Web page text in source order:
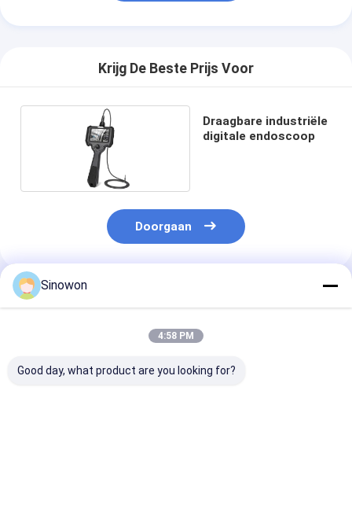
Krijg De Beste Prijs Voor
Draagbare industriële
digitale endoscoop
Doorgaan
Geadviseerde Producten
Sinowon
4:58 PM
Good day, what product are you looking for?